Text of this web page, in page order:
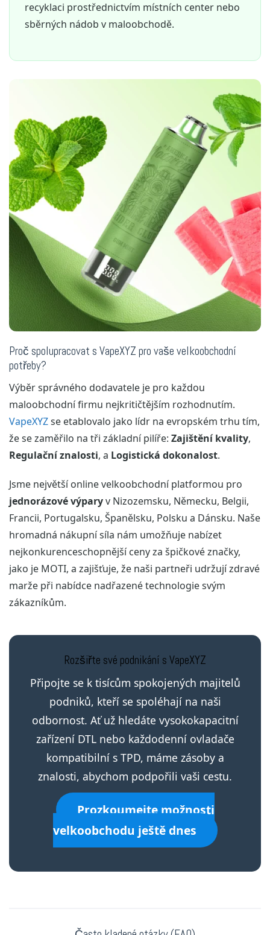
recyklaci prostřednictvím místních center nebo
sběrných nádob v maloobchodě.
Proč spolupracovat s VapeXYZ pro vaše velkoobchodní
potřeby?
Výběr správného dodavatele je pro každou
maloobchodní firmu nejkritičtějším rozhodnutím.
VapeXYZse etablovalo jako lídr na evropském trhu tím,
že se zaměřilo na tři základní pilíře: Zajištění kvality,
Regulační znalosti, a Logistická dokonalost.
Jsme největší online velkoobchodní platformou pro
jednorázové výparyv Nizozemsku, Německu, Belgii,
Francii, Portugalsku, Španělsku, Polsku a Dánsku. Naše
hromadná nákupní síla nám umožňuje nabízet
nejkonkurenceschopnější ceny za špičkové značky,
jako je MOTI, a zajišťuje, že naši partneři udržují zdravé
marže při nabídce nadřazené technologie svým
zákazníkům.
Rozšiřte své podnikání s VapeXYZ
Připojte se k tisícům spokojených majitelů
podniků, kteří se spoléhají na naši
odbornost. Ať už hledáte vysokokapacitní
zařízení DTL nebo každodenní ovladače
kompatibilní s TPD, máme zásoby a
znalosti, abychom podpořili vaši cestu.
Prozkoumejte možnosti
velkoobchodu ještě dnes